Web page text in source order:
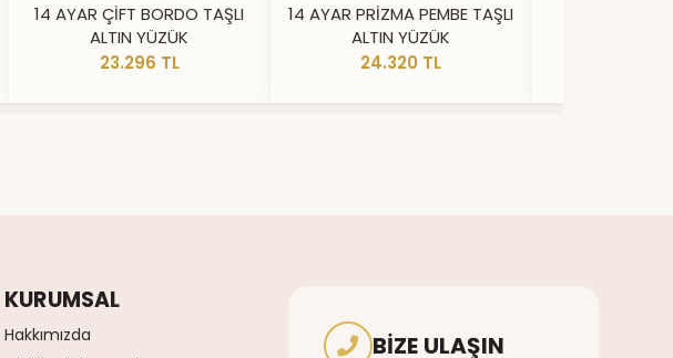
14 AYAR ÇİFT BORDO TAŞLI
ALTIN YÜZÜK
23.296 TL
14 AYAR PRİZMA PEMBE TAŞLI
ALTIN YÜZÜK
24.320 TL
KURUMSAL
Hakkımızda
BIZE ULAŞIN